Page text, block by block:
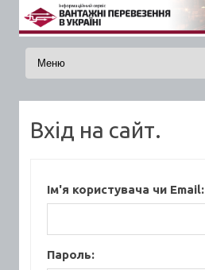
Skip to content
Вхід на сайт.
Ім'я користувача чи Email:
Пароль: